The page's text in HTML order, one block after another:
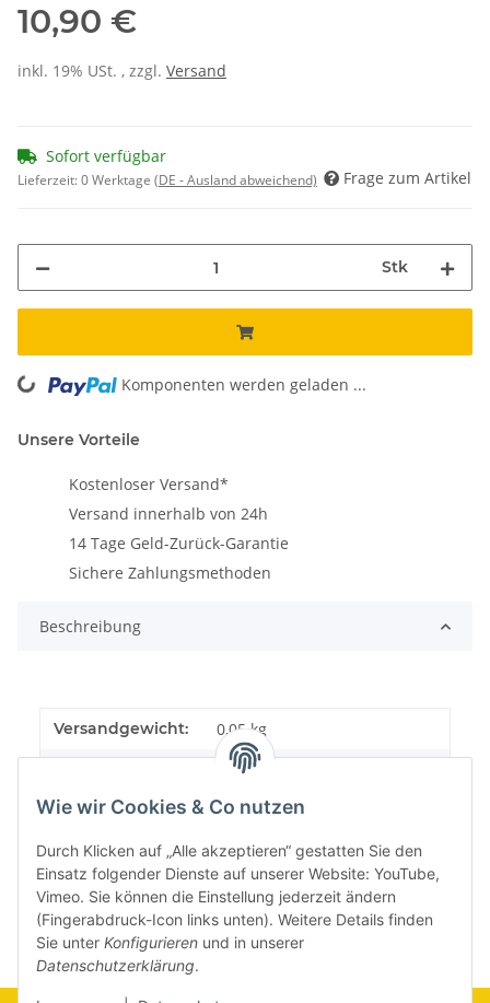
10,90 €
inkl. 19% USt. , zzgl. Versand
Sofort verfügbar
Lieferzeit:0 Werktage (DE - Ausland abweichend) Frage zum Artikel
Stk
Loading... Komponenten werden geladen ...
Unsere Vorteile
Kostenloser Versand*
Versand innerhalb von 24h
14 Tage Geld-Zurück-Garantie
Sichere Zahlungsmethoden
Beschreibung
Versandgewicht: 0,05 kg
0,05 kg
Wie wir Cookies & Co nutzen
Durch Klicken auf „Alle akzeptieren“ gestatten Sie den
Einsatz folgender Dienste auf unserer Website: YouTube,
Vimeo. Sie können die Einstellung jederzeit ändern
(Fingerabdruck-Icon links unten). Weitere Details finden
Sie unter Konfigurieren und in unserer
Datenschutzerklärung.